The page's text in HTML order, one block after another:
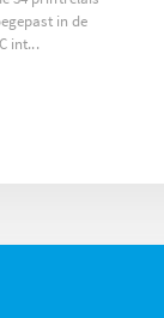
in de
int...